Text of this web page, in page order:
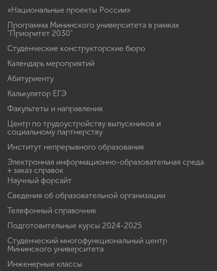
«Национальные проекты России»
Программа Мининского университета в рамках
"Приоритет 2030"
Студенческие конструкторские бюро
Календарь мероприятий
Абитуриенту
Калькулятор ЕГЭ
Факультеты и направления
Центр по трудоустройству выпускников и
социальному партнерству
Институт непрерывного образования
Электронная информационно-образовательная среда
+ заказ справок
Научный форсайт
Сведения об образовательной организации
Телефонный справочник
Подготовительные курсы 2024-2025
Студенческий многофункциональный центр
Мининского университета
Инженерные классы